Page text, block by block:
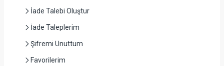
İade Talebi Oluştur
İade Taleplerim
Şifremi Unuttum
Favorilerim